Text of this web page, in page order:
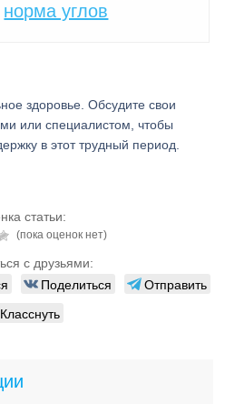
норма углов
здоровье. Обсудите свои
или специалистом, чтобы
в этот трудный период.
статьи:
(пока оценок нет)
с друзьями:
Поделиться
Отправить
Класснуть